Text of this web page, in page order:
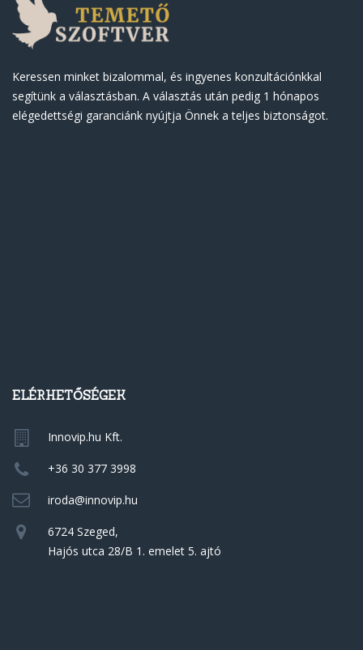
Keressen minket bizalommal, és ingyenes konzultációnkkal
segítünk a választásban. A választás után pedig 1 hónapos
elégedettségi garanciánk nyújtja Önnek a teljes biztonságot.
ELÉRHETŐSÉGEK
Innovip.hu Kft.
+36 30 377 3998
iroda@innovip.hu
6724 Szeged,
Hajós utca 28/B 1. emelet 5. ajtó